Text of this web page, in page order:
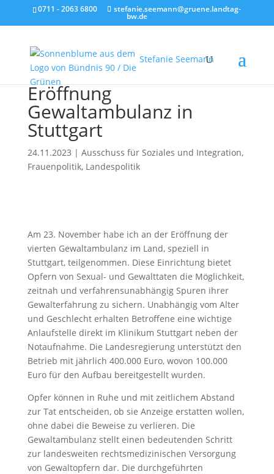
0711 - 2063 6800 stefanie.seemann@gruene.landtag-
bw.de
Stefanie Seemann
Eröffnung
Gewaltambulanz in
Stuttgart
24.11.2023 | Ausschuss für Soziales und Integration,
Frauenpolitik, Landespolitik
Am 23. November habe ich an der Eröffnung der
vierten Gewaltambulanz im Land, speziell in
Stuttgart, teilgenommen. Diese Einrichtung bietet
Opfern von Sexual- und Gewalttaten die Möglichkeit,
zeitnah und verfahrensunabhängig Spuren ihrer
Gewalterfahrung zu sichern. Unabhängig vom Alter
und Geschlecht erhalten Betroffene eine wichtige
Anlaufstelle direkt im Klinikum Stuttgart neben der
Notaufnahme. Die Landesregierung unterstützt den
Betrieb mit jährlich 400.000 Euro, wovon 100.000
Euro für den Aufbau bereitgestellt wurden.
Opfer können in Ruhe und mit zeitlichem Abstand
zur Tat entscheiden, ob sie Anzeige erstatten wollen,
ohne dabei die Beweise zu verlieren. Die
Gewaltambulanz stellt einen bedeutenden Schritt
zur landesweiten rechtsmedizinischen Versorgung
von Gewaltopfern dar. Die durchgeführten